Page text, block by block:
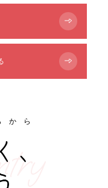
から